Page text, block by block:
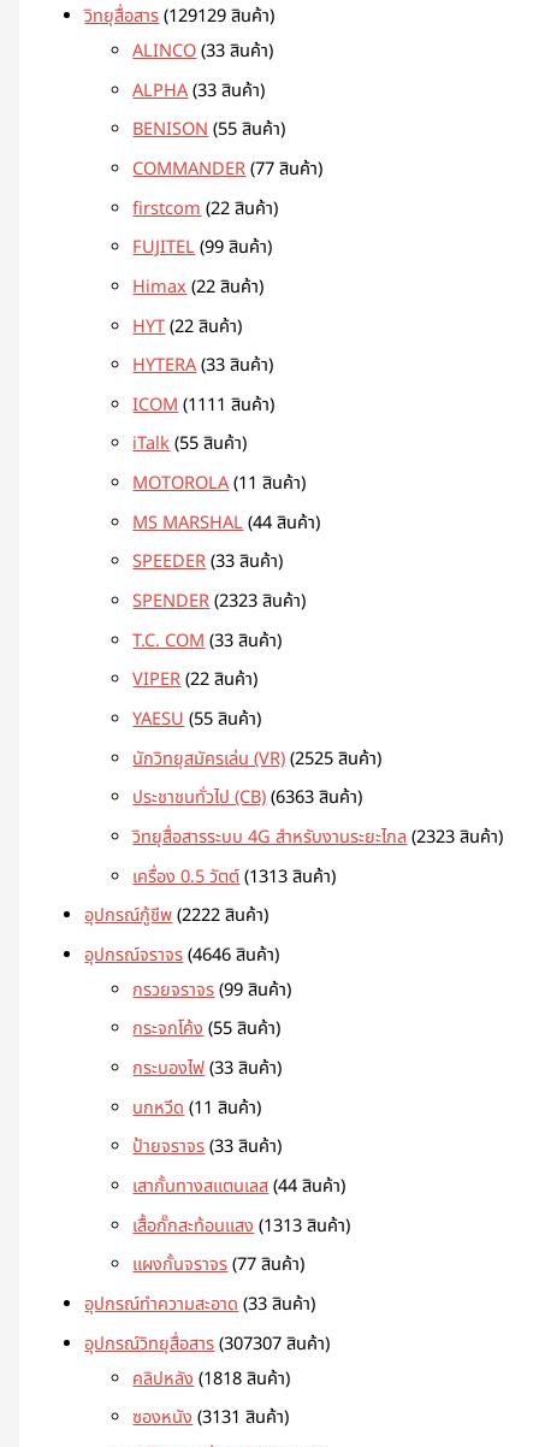
วิทยุสื่อสาร 129129 สินค้า
ALINCO 33 สินค้า
ALPHA 33 สินค้า
BENISON 55 สินค้า
COMMANDER 77 สินค้า
firstcom 22 สินค้า
FUJITEL 99 สินค้า
Himax 22 สินค้า
HYT 22 สินค้า
HYTERA 33 สินค้า
ICOM 1111 สินค้า
iTalk 55 สินค้า
MOTOROLA 11 สินค้า
MS MARSHAL 44 สินค้า
SPEEDER 33 สินค้า
SPENDER 2323 สินค้า
T.C. COM 33 สินค้า
VIPER 22 สินค้า
YAESU 55 สินค้า
นักวิทยุสมัครเล่น (VR) 2525 สินค้า
ประชาชนทั่วไป (CB) 6363 สินค้า
วิทยุสื่อสารระบบ 4G สำหรับงานระยะไกล 2323 สินค้า
เครื่อง 0.5 วัตต์ 1313 สินค้า
อุปกรณ์กู้ชีพ 2222 สินค้า
อุปกรณ์จราจร 4646 สินค้า
กรวยจราจร 99 สินค้า
กระจกโค้ง 55 สินค้า
กระบองไฟ 33 สินค้า
นกหวีด 11 สินค้า
ป้ายจราจร 33 สินค้า
เสากั้นทางสแตนเลส 44 สินค้า
เสื้อกั๊กสะท้อนแสง 1313 สินค้า
แผงกั้นจราจร 77 สินค้า
อุปกรณ์ทำความสะอาด 33 สินค้า
อุปกรณ์วิทยุสื่อสาร 307307 สินค้า
คลิปหลัง 1818 สินค้า
ซองหนัง 3131 สินค้า